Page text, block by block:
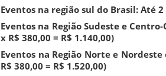
Eventos na região sul do Brasil: Até
Eventos na Região Sudeste e
x R$ 380,00 = R$ 1.140,00)
Eventos na Região Norte e
R$ 380,00 = R$ 1.520,00)